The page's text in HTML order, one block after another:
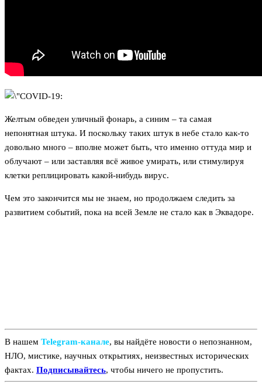
Желтым обведен уличный фонарь, а синим – та самая
непонятная штука. И поскольку таких штук в небе стало как-то
довольно много – вполне может быть, что именно оттуда мир и
облучают – или заставляя всё живое умирать, или стимулируя
клетки реплицировать какой-нибудь вирус.
Чем это закончится мы не знаем, но продолжаем следить за
развитием событий, пока на всей Земле не стало как в Эквадоре.
В нашем Telegram‑канале, вы найдёте новости о непознанном,
НЛО, мистике, научных открытиях, неизвестных исторических
фактах. Подписывайтесь, чтобы ничего не пропустить.